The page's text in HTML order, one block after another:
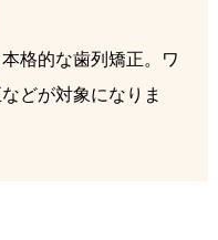
格的な歯列矯正。ワ
どが対象になりま